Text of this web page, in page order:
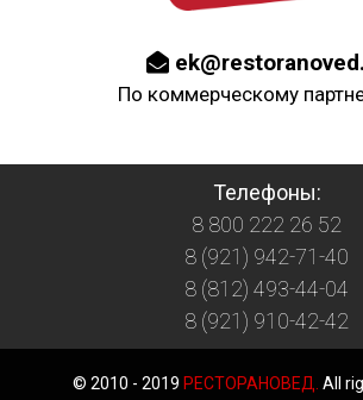
По коммерческому
Телефоны:
8 800 222 26 52
8 (921) 942-71-40
8 (812) 493-44-04
8 (921) 910-42-42
© 2010 - 2019 РЕСТОРАНОВЕД. All